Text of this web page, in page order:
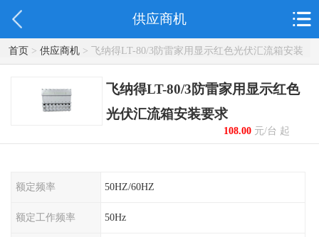
供应商机
首页> 供应商机> 飞纳得LT-80/3防雷家用显示红色光伏汇流箱安装
要求
飞纳得LT-80/3防雷家用显示红色
光伏汇流箱安装要求
108.00元/台 起
额定频率 50HZ/60HZ
额定工作频率 50Hz